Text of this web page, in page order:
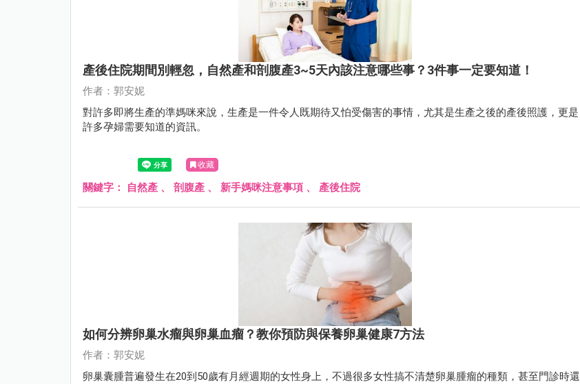
產後住院期間別輕忽，自然產和剖腹產3~5天內該注意哪些事？3件事一定要知道！
作者：郭安妮
對許多即將生產的準媽咪來說，生產是一件令人既期待又怕受傷害的事情，尤其是生產之後的產後照護，更是
許多孕婦需要知道的資訊。
收藏
關鍵字： 自然產 、 剖腹產 、 新手媽咪注意事項 、 產後住院
如何分辨卵巢水瘤與卵巢血瘤？教你預防與保養卵巢健康7方法
作者：郭安妮
卵巢囊腫普遍發生在20到50歲有月經週期的女性身上，不過很多女性搞不清楚卵巢腫瘤的種類，甚至門診時還